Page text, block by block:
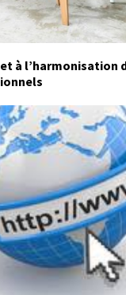
à l’harmonisation